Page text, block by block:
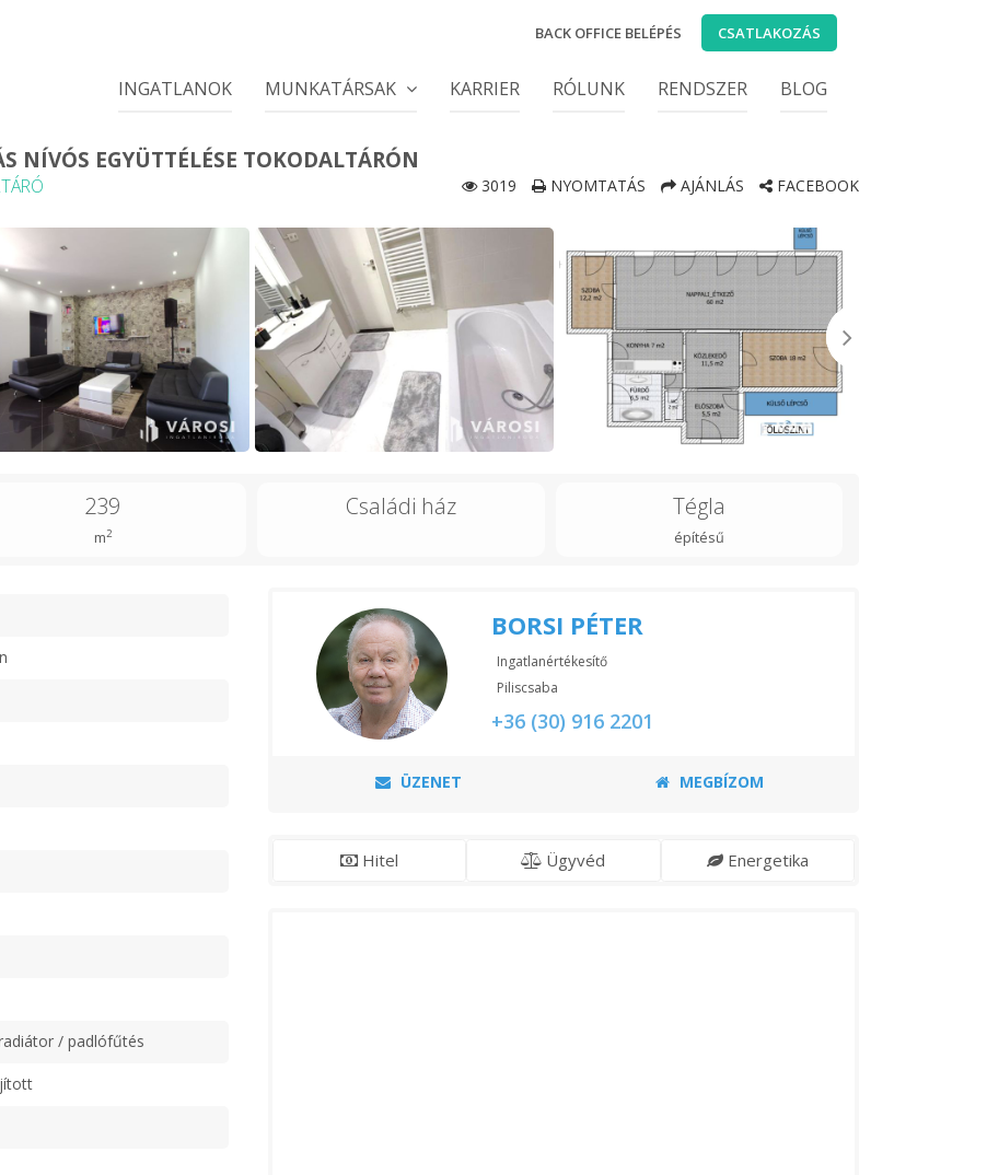
BACK OFFICE BELÉPÉS CSATLAKOZÁS
INGATLANOK MUNKATÁRSAK KARRIER RÓLUNK RENDSZER BLOG
NÍVÓS EGYÜTTÉLÉSE TOKODALTÁRÓN
3019 NYOMTATÁS AJÁNLÁS FACEBOOK
239
m2
Családi ház Tégla
építésű
/ padlófűtés
BORSI PÉTER
Ingatlanértékesítő
Piliscsaba
+36 (30) 916 2201
ÜZENET MEGBÍZOM
Hitel Ügyvéd Energetika